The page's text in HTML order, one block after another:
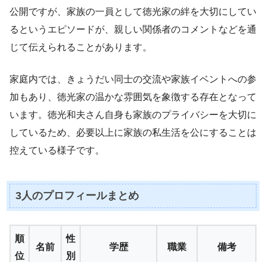
公開ですが、家族の一員として徳光家の絆を大切にしてい
るというエピソードが、親しい関係者のコメントなどを通
じて伝えられることがあります。
家庭内では、きょうだい同士の交流や家族イベントへの参
加もあり、徳光家の温かな雰囲気を象徴する存在となって
います。徳光和夫さん自身も家族のプライバシーを大切に
しているため、必要以上に家族の私生活を公にすることは
控えている様子です。
3人のプロフィールまとめ
順
位
名前
性
別
学歴 職業 備考